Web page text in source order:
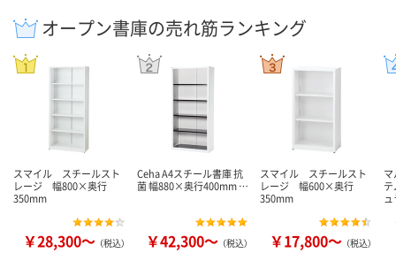
オープン書庫の売れ筋ランキング
スマイル スチールスト
レージ 幅800×奥行
350mm
￥28,300～ （税込）
Ceha A4スチール書庫 抗
菌 幅880×奥行400mm …
￥42,300～ （税込）
スマイル スチールスト
レージ 幅600×奥行
350mm
￥17,800～ （税込）